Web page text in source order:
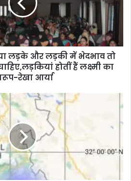
लड़के और लड़की में भेदभाव तो
होतीं हैं लक्ष्मी का
रेखा आर्या